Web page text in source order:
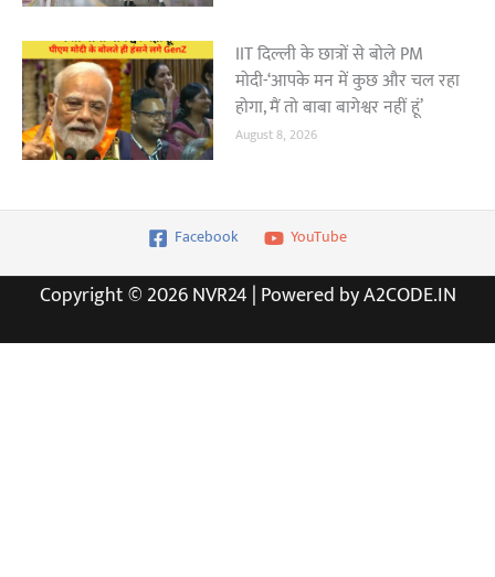
IIT दिल्ली के छात्रों से बोले PM
मोदी-‘आपके मन में कुछ और चल रहा
होगा, मैं तो बाबा बागेश्वर नहीं हूं’
August 8, 2026
Facebook YouTube
Copyright © 2026 NVR24 | Powered by A2CODE.IN